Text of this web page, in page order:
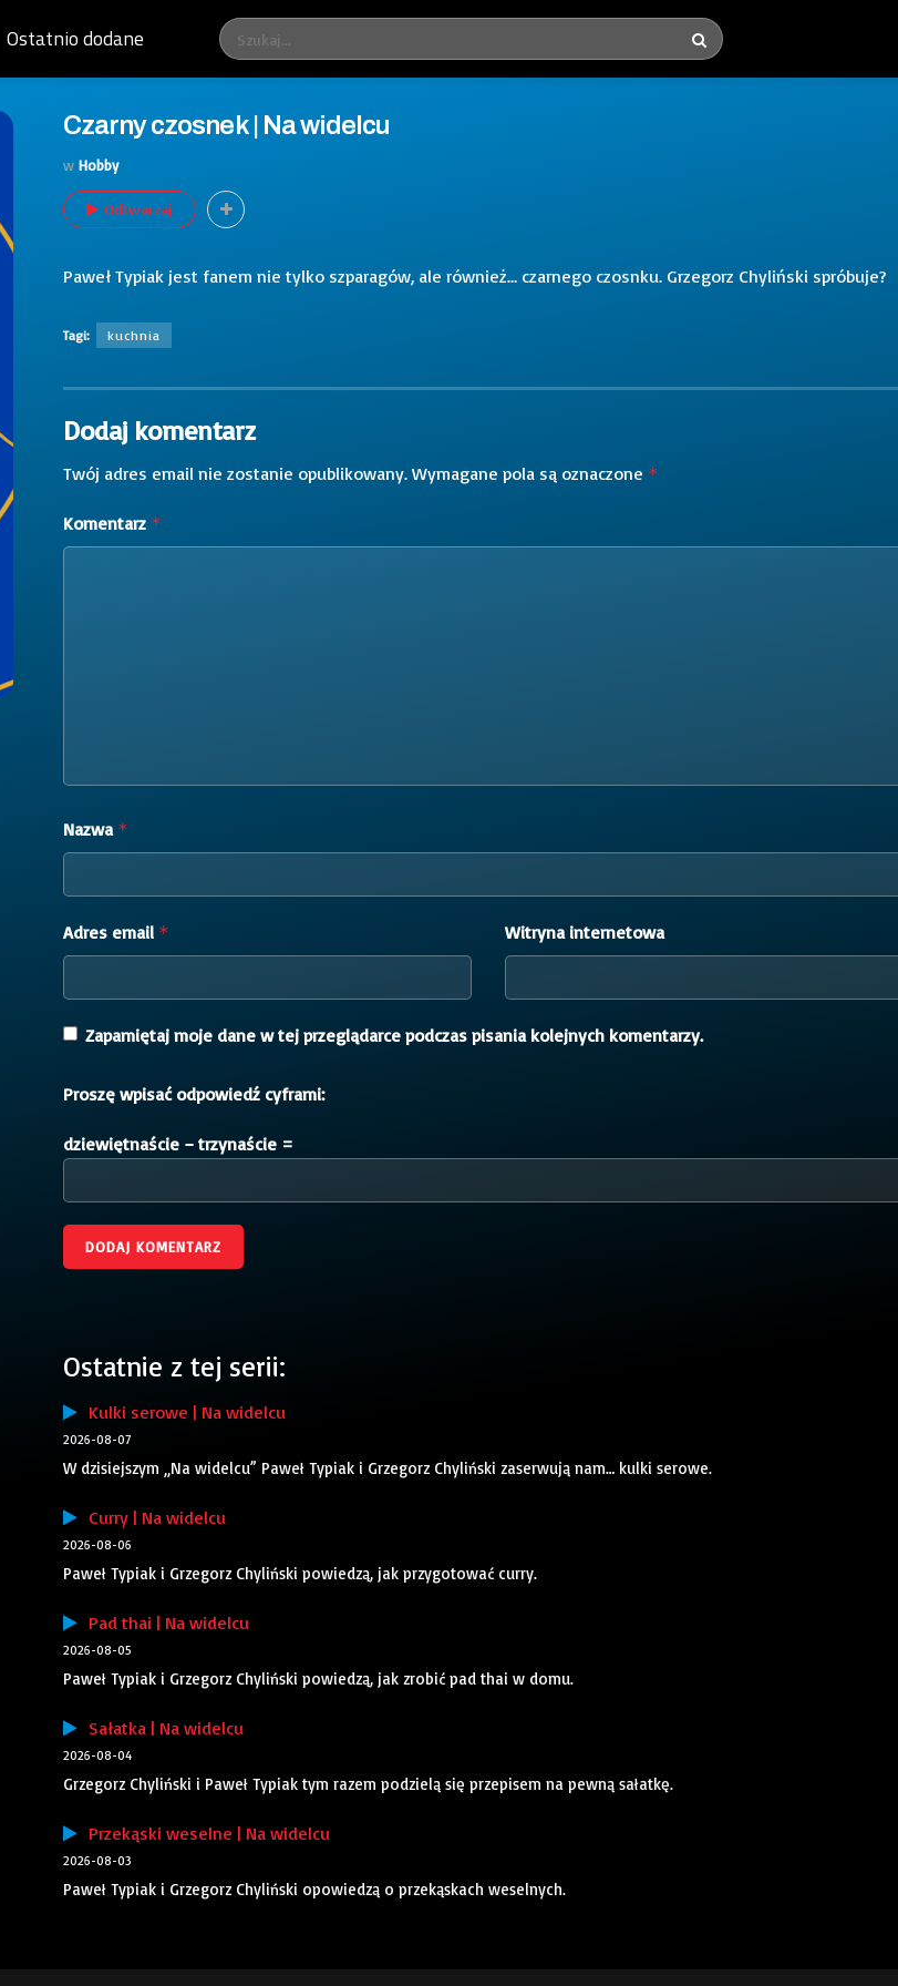
Ostatnio dodane
Czarny czosnek | Na widelcu
w Hobby
Odtwarzaj
Paweł Typiak jest fanem nie tylko szparagów, ale również… czarnego czosnku. Grzegorz Chyliński spróbuje?
Tagi: kuchnia
Dodaj komentarz
Twój adres email nie zostanie opublikowany. Wymagane pola są oznaczone *
Komentarz *
Nazwa *
Adres email * Witryna internetowa
Zapamiętaj moje dane w tej przeglądarce podczas pisania kolejnych komentarzy.
Proszę wpisać odpowiedź cyframi:
dziewiętnaście − trzynaście =
Ostatnie z tej serii:
Kulki serowe | Na widelcu
2026-08-07
W dzisiejszym „Na widelcu” Paweł Typiak i Grzegorz Chyliński zaserwują nam… kulki serowe.
Curry | Na widelcu
2026-08-06
Paweł Typiak i Grzegorz Chyliński powiedzą, jak przygotować curry.
Pad thai | Na widelcu
2026-08-05
Paweł Typiak i Grzegorz Chyliński powiedzą, jak zrobić pad thai w domu.
Sałatka | Na widelcu
2026-08-04
Grzegorz Chyliński i Paweł Typiak tym razem podzielą się przepisem na pewną sałatkę.
Przekąski weselne | Na widelcu
2026-08-03
Paweł Typiak i Grzegorz Chyliński opowiedzą o przekąskach weselnych.